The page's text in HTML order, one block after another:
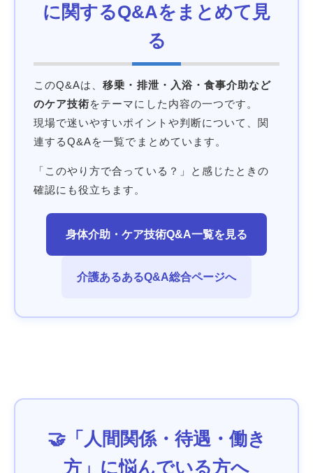
に関するQ&Aをまとめて見
る
このQ&Aは、移乗・排泄・入浴・食事介助など
のケア技術をテーマにした内容の一つです。
現場で迷いやすいポイントや判断について、関
連するQ&Aを一覧でまとめています。
「このやり方で合っている？」と感じたときの
確認にも役立ちます。
身体介助・ケア技術Q&A一覧を見る
介護あるあるQ&A総合ページへ
🤝「人間関係・待遇・働き
方」に悩んでいる方へ